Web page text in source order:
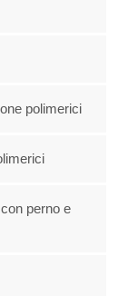
polimerici
perno e